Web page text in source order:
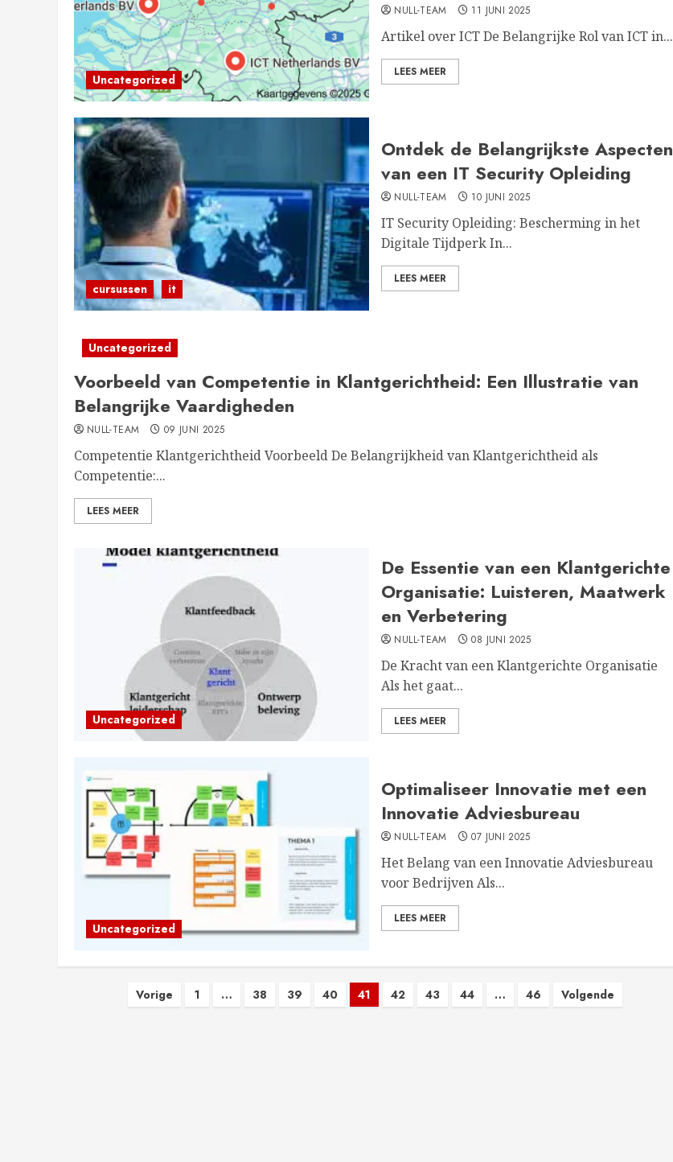
Uncategorized
NULL-TEAM 11 JUNI 2025
Artikel over ICT De Belangrijke Rol van ICT in...
LEES MEER
cursussen it
Ontdek de Belangrijkste Aspecten
van een IT Security Opleiding
NULL-TEAM 10 JUNI 2025
IT Security Opleiding: Bescherming in het
Digitale Tijdperk In...
LEES MEER
Uncategorized
Voorbeeld van Competentie in Klantgerichtheid: Een Illustratie van
Belangrijke Vaardigheden
NULL-TEAM 09 JUNI 2025
Competentie Klantgerichtheid Voorbeeld De Belangrijkheid van Klantgerichtheid als
Competentie:...
LEES MEER
Uncategorized
De Essentie van een Klantgerichte
Organisatie: Luisteren, Maatwerk
en Verbetering
NULL-TEAM 08 JUNI 2025
De Kracht van een Klantgerichte Organisatie
Als het gaat...
LEES MEER
Uncategorized
Optimaliseer Innovatie met een
Innovatie Adviesbureau
NULL-TEAM 07 JUNI 2025
Het Belang van een Innovatie Adviesbureau
voor Bedrijven Als...
LEES MEER
Berichten
Vorige 1 … 38 39 40 41 42 43 44 … 46 Volgende